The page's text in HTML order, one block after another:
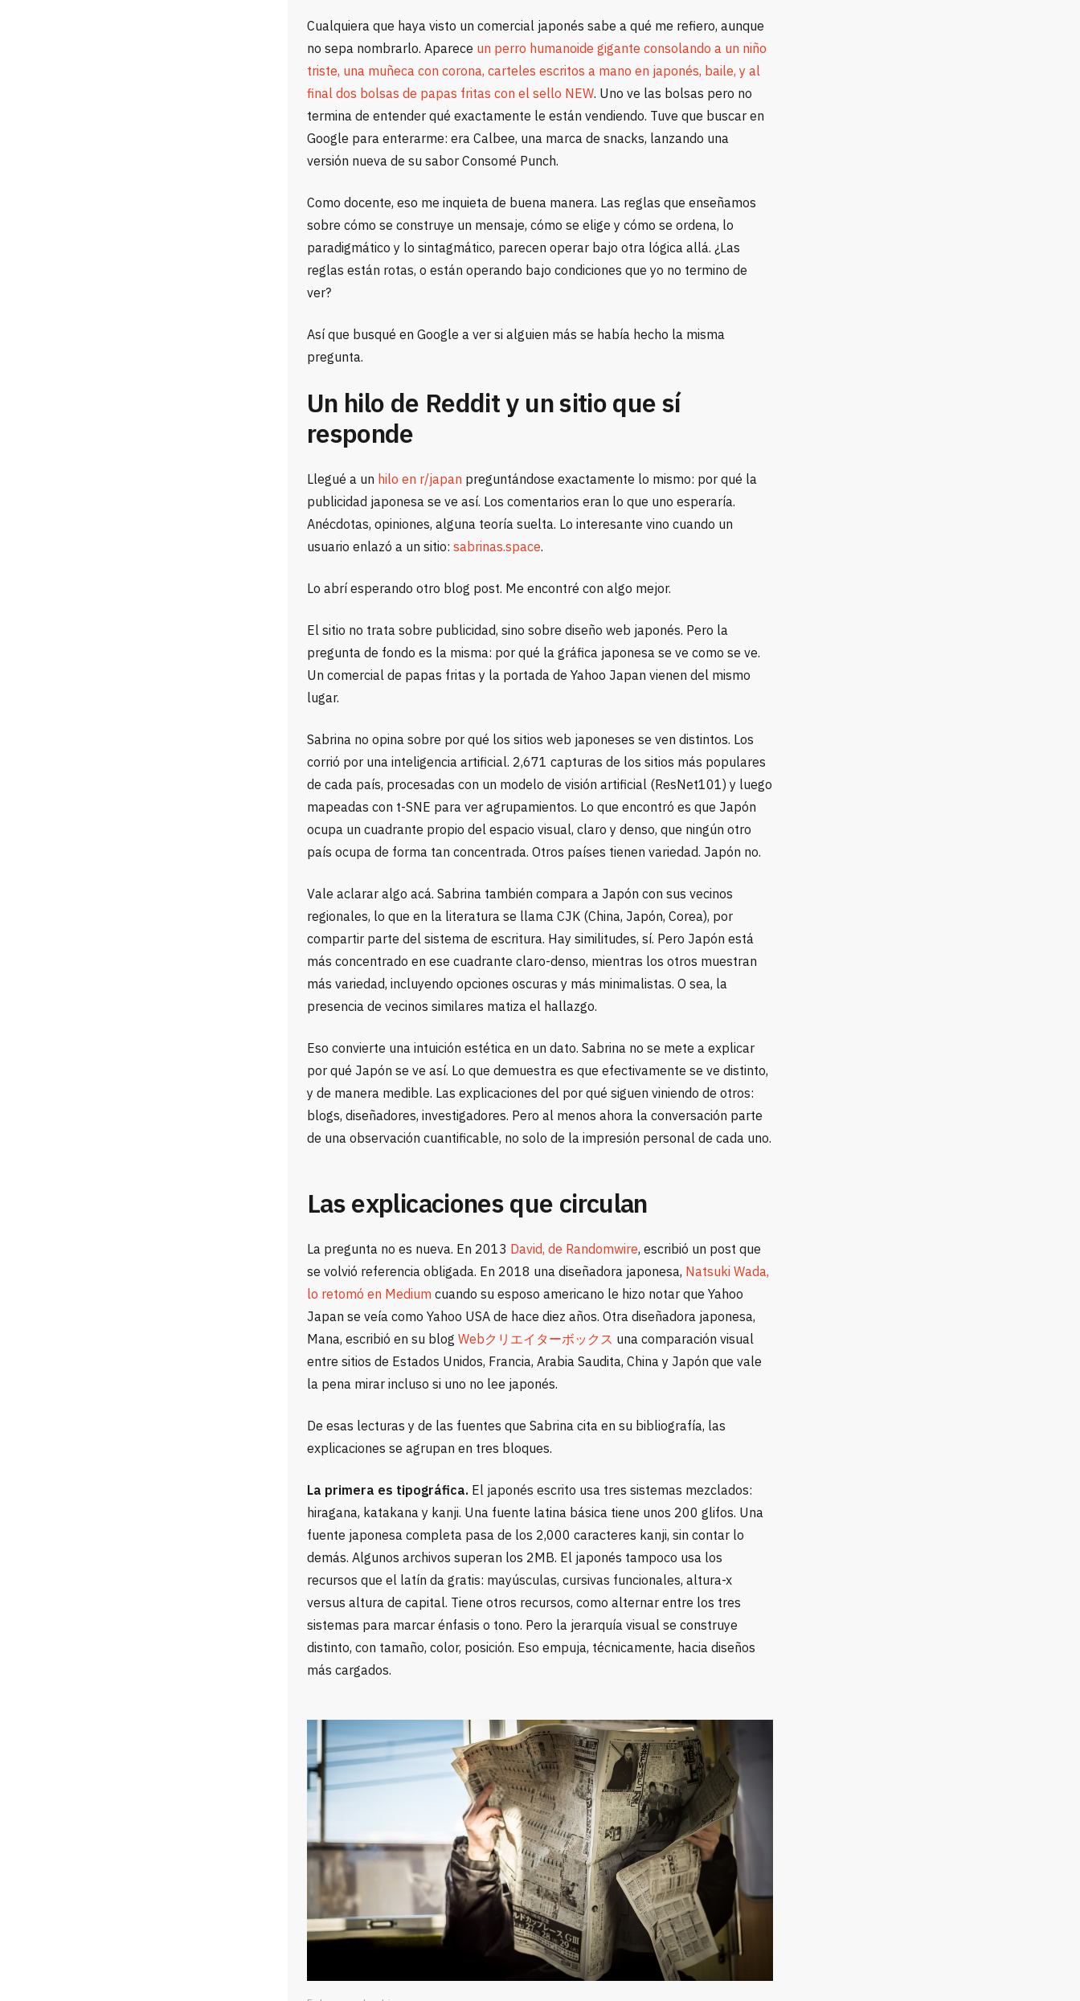
Cualquiera que haya visto un comercial japonés sabe a qué me refiero, aunque
no sepa nombrarlo. Aparece un perro humanoide gigante consolando a un niño
triste, una muñeca con corona, carteles escritos a mano en japonés, baile, y al
final dos bolsas de papas fritas con el sello NEW. Uno ve las bolsas pero no
termina de entender qué exactamente le están vendiendo. Tuve que buscar en
Google para enterarme: era Calbee, una marca de snacks, lanzando una
versión nueva de su sabor Consomé Punch.
Como docente, eso me inquieta de buena manera. Las reglas que enseñamos
sobre cómo se construye un mensaje, cómo se elige y cómo se ordena, lo
paradigmático y lo sintagmático, parecen operar bajo otra lógica allá. ¿Las
reglas están rotas, o están operando bajo condiciones que yo no termino de
ver?
Así que busqué en Google a ver si alguien más se había hecho la misma
pregunta.
Un hilo de Reddit y un sitio que sí
responde
Llegué a un hilo en r/japan preguntándose exactamente lo mismo: por qué la
publicidad japonesa se ve así. Los comentarios eran lo que uno esperaría.
Anécdotas, opiniones, alguna teoría suelta. Lo interesante vino cuando un
usuario enlazó a un sitio: sabrinas.space.
Lo abrí esperando otro blog post. Me encontré con algo mejor.
El sitio no trata sobre publicidad, sino sobre diseño web japonés. Pero la
pregunta de fondo es la misma: por qué la gráfica japonesa se ve como se ve.
Un comercial de papas fritas y la portada de Yahoo Japan vienen del mismo
lugar.
Sabrina no opina sobre por qué los sitios web japoneses se ven distintos. Los
corrió por una inteligencia artificial. 2,671 capturas de los sitios más populares
de cada país, procesadas con un modelo de visión artificial (ResNet101) y luego
mapeadas con t-SNE para ver agrupamientos. Lo que encontró es que Japón
ocupa un cuadrante propio del espacio visual, claro y denso, que ningún otro
país ocupa de forma tan concentrada. Otros países tienen variedad. Japón no.
Vale aclarar algo acá. Sabrina también compara a Japón con sus vecinos
regionales, lo que en la literatura se llama CJK (China, Japón, Corea), por
compartir parte del sistema de escritura. Hay similitudes, sí. Pero Japón está
más concentrado en ese cuadrante claro-denso, mientras los otros muestran
más variedad, incluyendo opciones oscuras y más minimalistas. O sea, la
presencia de vecinos similares matiza el hallazgo.
Eso convierte una intuición estética en un dato. Sabrina no se mete a explicar
por qué Japón se ve así. Lo que demuestra es que efectivamente se ve distinto,
y de manera medible. Las explicaciones del por qué siguen viniendo de otros:
blogs, diseñadores, investigadores. Pero al menos ahora la conversación parte
de una observación cuantificable, no solo de la impresión personal de cada uno.
Las explicaciones que circulan
La pregunta no es nueva. En 2013 David, de Randomwire, escribió un post que
se volvió referencia obligada. En 2018 una diseñadora japonesa, Natsuki Wada,
lo retomó en Medium cuando su esposo americano le hizo notar que Yahoo
Japan se veía como Yahoo USA de hace diez años. Otra diseñadora japonesa,
Mana, escribió en su blog Webクリエイターボックス una comparación visual
entre sitios de Estados Unidos, Francia, Arabia Saudita, China y Japón que vale
la pena mirar incluso si uno no lee japonés.
De esas lecturas y de las fuentes que Sabrina cita en su bibliografía, las
explicaciones se agrupan en tres bloques.
La primera es tipográfica.El japonés escrito usa tres sistemas mezclados:
hiragana, katakana y kanji. Una fuente latina básica tiene unos 200 glifos. Una
fuente japonesa completa pasa de los 2,000 caracteres kanji, sin contar lo
demás. Algunos archivos superan los 2MB. El japonés tampoco usa los
recursos que el latín da gratis: mayúsculas, cursivas funcionales, altura-x
versus altura de capital. Tiene otros recursos, como alternar entre los tres
sistemas para marcar énfasis o tono. Pero la jerarquía visual se construye
distinto, con tamaño, color, posición. Eso empuja, técnicamente, hacia diseños
más cargados.